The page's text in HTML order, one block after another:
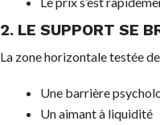
2. LE SUPPORT SE
La zone horizontale testée
Une barrière
Un aimant à liquidité